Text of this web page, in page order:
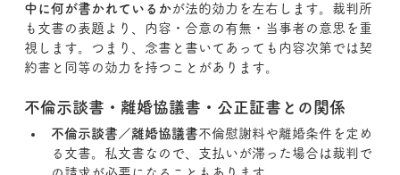
中に何が書かれているか が法的効力を左右します。裁判所
も文書の表題より、内容・合意の有無・当事者の意思を重
視します。つまり、念書と書いてあっても内容次第では契
約書と同等の効力を持つことがあります。
不倫示談書・離婚協議書・公正証書との関係
不倫示談書／離婚協議書不倫慰謝料や離婚条件を定め
る文書。私文書なので、支払いが滞った場合は裁判で